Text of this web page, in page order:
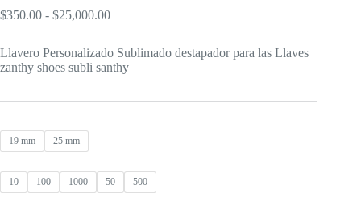
$350.00 - $25,000.00Rango
desde
$350.00
$25,000.00
Llavero Personalizado Sublimado destapador para las Llaves
zanthy shoes subli santhy
19 mm 25 mm
10 100 1000 50 500